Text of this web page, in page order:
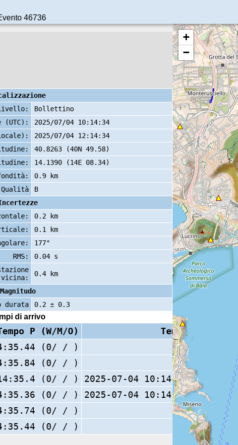
46736
Bollettino
(UTC):
2025/07/04 10:14:34
2025/07/04 12:14:34
40.8263 (40N 49.58)
14.1390 (14E 08.34)
0.9 km
Qualità
B
0.2 km
0.1 km
177°
RMS:
0.04 s
0.4 km
Magnitudo
durata
0.2 ± 0.3
di arrivo
P (W/M/O) Tempo S (W/M/O)
(0/ / )
(0/ / )
(0/ / ) 2025-07-04 10:14:36.1 (0/ / )
(0/ / )
2025-07-04 10:14:35.8 (0/ / )
(0/ / )
(0/ / )
+
−